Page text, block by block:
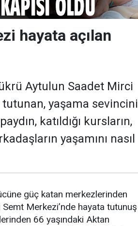
hayata açılan
Aytulun Saadet Mirci
yaşama sevincini
katıldığı kursların,
yaşamını nasıl
güç katan merkezlerinden
Merkezi’nde hayata tutunuş
66 yaşındaki Aktan